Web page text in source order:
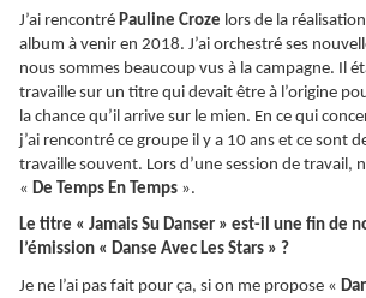
J’ai rencontré Pauline Croze lors de la
album à venir en 2018. J’ai orchestré ses
nous sommes beaucoup vus à la campagne. Il
travaille sur un titre qui devait être à l’origine
la chance qu’il arrive sur le mien. En ce qui
j’ai rencontré ce groupe il y a 10 ans et ce sont
travaille souvent. Lors d’une session de travail,
« De Temps En Temps ».
Le titre « Jamais Su Danser » est-il une fin de
l’émission « Danse Avec Les Stars » ?
Je ne l’ai pas fait pour ça, si on me propose «